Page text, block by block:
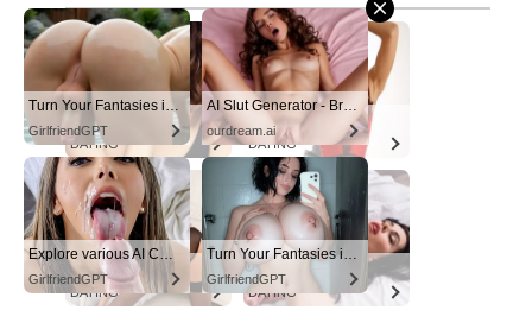
Turn Your Fantasies into Reality
GirlfriendGPT
AI Slut Generator - Bring your Fantasies to life 🔥
ourdream.ai
Explore various AI Characters on GirlfriendGPT
GirlfriendGPT
Turn Your Fantasies into Reality on GirlfriendGPT
GirlfriendGPT
DATING
Columbus
DATING
Columbus
DATING
Columbus
DATING